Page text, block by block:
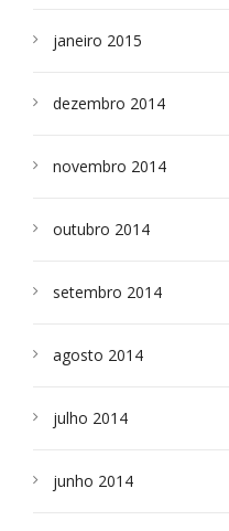
janeiro 2015
dezembro 2014
novembro 2014
outubro 2014
setembro 2014
agosto 2014
julho 2014
junho 2014